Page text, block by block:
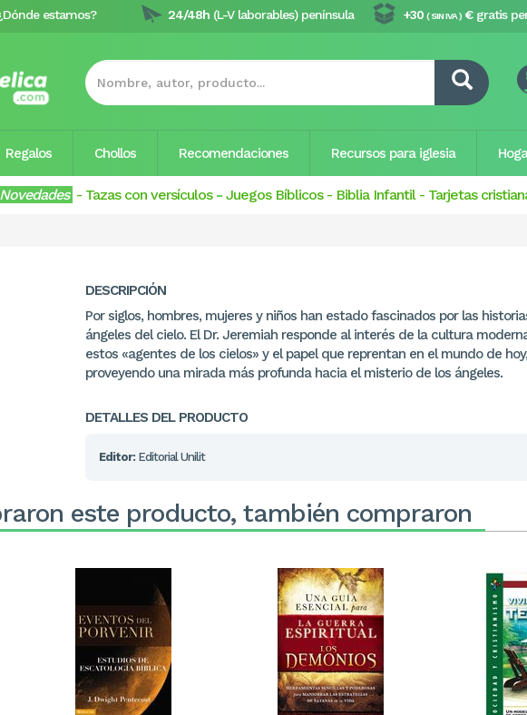
estamos? +30 ( SIN IVA ) €gratis
24/48h (L-V laborables) península
Regalos Chollos Recomendaciones Recursos para iglesia
Novedades - Tazas con versículos- Juegos Bíblicos- Biblia Infantil- Tarjetas
DESCRIPCIÓN
Por siglos, hombres, mujeres y niños han estado fascinados por las
ángeles del cielo. El Dr. Jeremiah responde al interés de la cultura
estos «agentes de los cielos» y el papel que reprentan en el mundo de hoy,
proveyendo una mirada más profunda hacia el misterio de los ángeles.
DETALLES DEL PRODUCTO
Editor: Editorial Unilit
este producto, también compraron